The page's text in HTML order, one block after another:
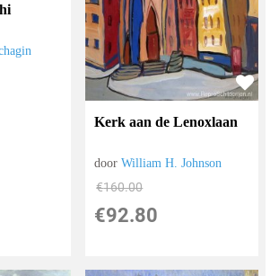
Kerk aan de Lenoxlaan
doorWilliam H. Johnson
€160.00
€92.80